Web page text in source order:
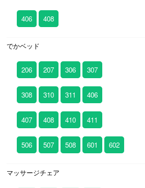
406 408
でかベッド
206 207 306 307
308 310 311 406
407 408 410 411
506 507 508 601 602
マッサージチェア